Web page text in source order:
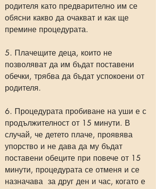
родителя като предварително им се
обясни какво да очакват и как ще
премине процедурата.
5. Плачещите деца, които не
позволяват да им бъдат поставени
обечки, трябва да бъдат успокоени от
родителя.
6. Процедурата пробиване на уши е с
продължителност от 15 минути. В
случай, че детето плаче, проявява
упорство и не дава да му бъдат
поставени обеците при повече от 15
минути, процедурата се отменя и се
назначава за друг ден и час, когато е